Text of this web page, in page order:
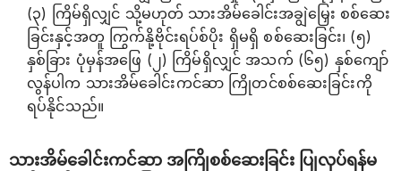
(၃) ကြိမ်ရှိလျှင် သို့မဟုတ် သားအိမ်ခေါင်းအချွဲမြှေး စစ်ဆေး
ခြင်းနှင့်အတူ ကြွက်နို့ဗိုင်းရပ်စ်ပိုး ရှိမရှိ စစ်ဆေးခြင်း၊ (၅)
နှစ်ခြား ပုံမှန်အဖြေ (၂) ကြိမ်ရှိလျှင် အသက် (၆၅) နှစ်ကျော်
လွန်ပါက သားအိမ်ခေါင်းကင်ဆာ ကြိုတင်စစ်ဆေးခြင်းကို
ရပ်နိုင်သည်။
သားအိမ်ခေါင်းကင်ဆာ အကြိုစစ်ဆေးခြင်း ပြုလုပ်ရန်မ